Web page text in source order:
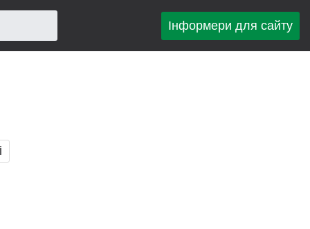
Інформери для сайту